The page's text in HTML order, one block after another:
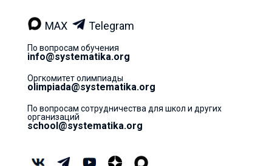
MAX Telegram
По вопросам обучения
info@systematika.org
Оргкомитет олимпиады
olimpiada@systematika.org
По вопросам сотрудничества для школ и других
организаций
school@systematika.org